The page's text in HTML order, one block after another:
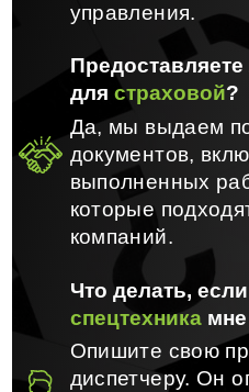
управления.
для страховой?
Да, мы выдаем
документов,
выполненных
которые
компаний.
Что делать,
спецтехникамне
Опишите свою
диспетчеру. Он